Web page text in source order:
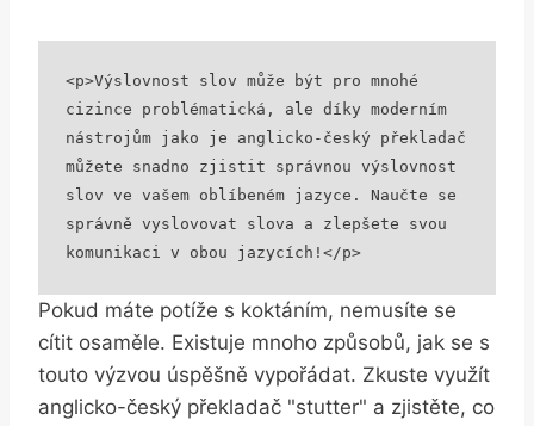
<p>Výslovnost slov může být pro mnohé
cizince problématická, ale díky moderním
nástrojům jako je anglicko-český překladač
můžete snadno zjistit správnou výslovnost
slov ve vašem oblíbeném jazyce. Naučte se
správně vyslovovat slova a zlepšete svou
komunikaci v obou jazycích!</p>
Pokud máte potíže s koktáním, nemusíte se
cítit osaměle. Existuje mnoho způsobů, jak se s
touto výzvou úspěšně vypořádat. Zkuste využít
anglicko-český překladač "stutter" a zjistěte, co